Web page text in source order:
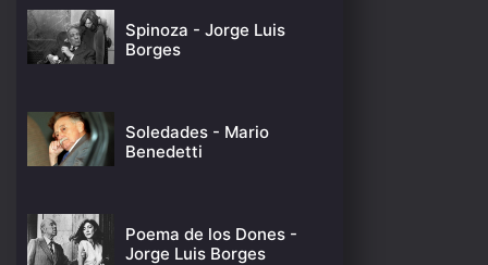
Spinoza - Jorge Luis
Borges
Soledades - Mario
Benedetti
Poema de los Dones -
Jorge Luis Borges